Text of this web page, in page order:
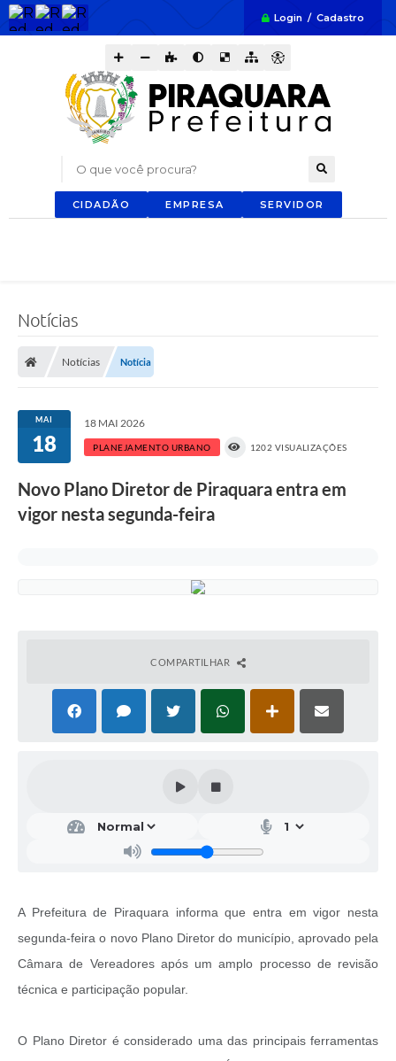
Login / Cadastro
O que você procura?
CIDADÃO EMPRESA SERVIDOR
Notícias
Notícias Notícia
MAI
18
18 MAI 2026
PLANEJAMENTO URBANO 1202 VISUALIZAÇÕES
Novo Plano Diretor de Piraquara entra em
vigor nesta segunda-feira
COMPARTILHAR
A Prefeitura de Piraquara informa que entra em vigor nesta
segunda-feira o novo Plano Diretor do município, aprovado pela
Câmara de Vereadores após um amplo processo de revisão
técnica e participação popular.
O Plano Diretor é considerado uma das principais ferramentas